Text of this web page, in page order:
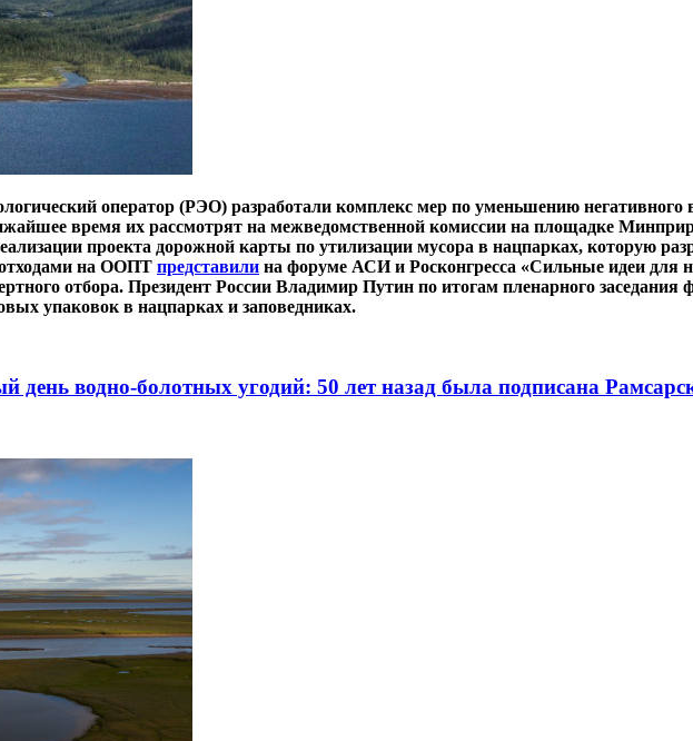
оператор (РЭО) разработали комплекс мер по уменьшению негативного
время их рассмотрят на межведомственной комиссии на площадке
проекта дорожной карты по утилизации мусора в нацпарках, которую
на ООПТ представили на форуме АСИ и Росконгресса «Сильные идеи для
отбора. Президент России Владимир Путин по итогам пленарного
упаковок в нацпарках и заповедниках.
день водно-болотных угодий: 50 лет назад была подписана